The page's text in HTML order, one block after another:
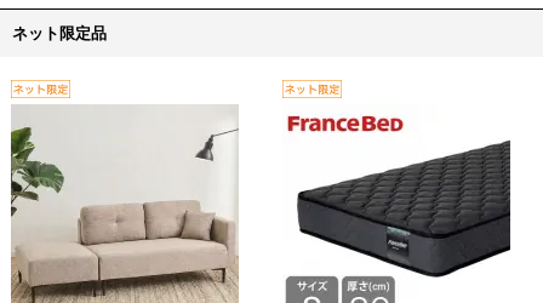
ネット限定品